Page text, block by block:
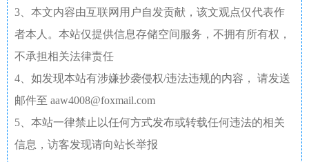
3、本文内容由互联网用户自发贡献，该文观点仅代表作
者本人。本站仅提供信息存储空间服务，不拥有所有权，
不承担相关法律责任
4、如发现本站有涉嫌抄袭侵权/违法违规的内容， 请发送
邮件至 aaw4008@foxmail.com
5、本站一律禁止以任何方式发布或转载任何违法的相关
信息，访客发现请向站长举报